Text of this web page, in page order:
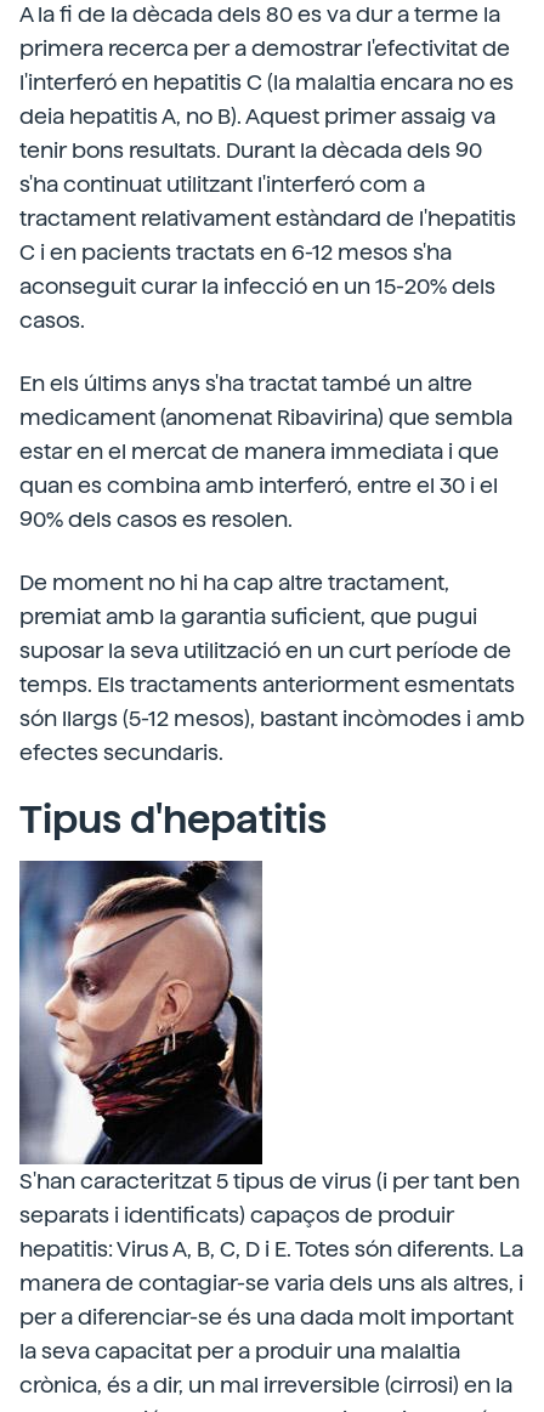
A la fi de la dècada dels 80 es va dur a terme la
primera recerca per a demostrar l'efectivitat de
l'interferó en hepatitis C (la malaltia encara no es
deia hepatitis A, no B). Aquest primer assaig va
tenir bons resultats. Durant la dècada dels 90
s'ha continuat utilitzant l'interferó com a
tractament relativament estàndard de l'hepatitis
C i en pacients tractats en 6-12 mesos s'ha
aconseguit curar la infecció en un 15-20% dels
casos.
En els últims anys s'ha tractat també un altre
medicament (anomenat Ribavirina) que sembla
estar en el mercat de manera immediata i que
quan es combina amb interferó, entre el 30 i el
90% dels casos es resolen.
De moment no hi ha cap altre tractament,
premiat amb la garantia suficient, que pugui
suposar la seva utilització en un curt període de
temps. Els tractaments anteriorment esmentats
són llargs (5-12 mesos), bastant incòmodes i amb
efectes secundaris.
Tipus d'hepatitis
S'han caracteritzat 5 tipus de virus (i per tant ben
separats i identificats) capaços de produir
hepatitis: Virus A, B, C, D i E. Totes són diferents. La
manera de contagiar-se varia dels uns als altres, i
per a diferenciar-se és una dada molt important
la seva capacitat per a produir una malaltia
crònica, és a dir, un mal irreversible (cirrosi) en la